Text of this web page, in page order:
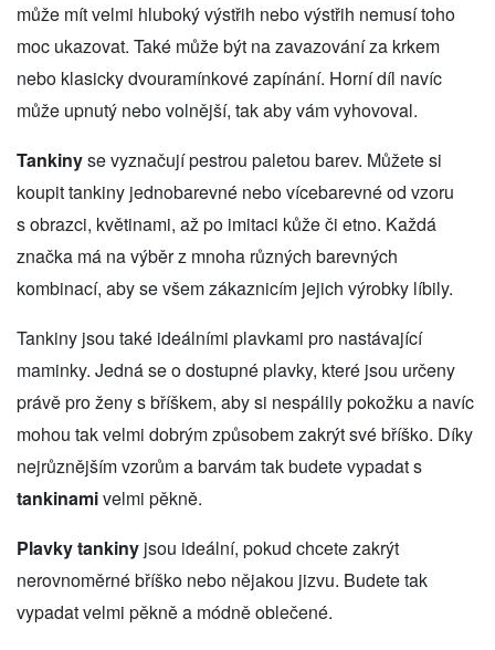
může mít velmi hluboký výstřih nebo výstřih nemusí toho
moc ukazovat. Také může být na zavazování za krkem
nebo klasicky dvouramínkové zapínání. Horní díl navíc
může upnutý nebo volnější, tak aby vám vyhovoval.
Tankinyse vyznačují pestrou paletou barev. Můžete si
koupit tankiny jednobarevné nebo vícebarevné od vzoru
s obrazci, květinami, až po imitaci kůže či etno. Každá
značka má na výběr z mnoha různých barevných
kombinací, aby se všem zákaznicím jejich výrobky líbily.
Tankiny jsou také ideálními plavkami pro nastávající
maminky. Jedná se o dostupné plavky, které jsou určeny
právě pro ženy s bříškem, aby si nespálily pokožku a navíc
mohou tak velmi dobrým způsobem zakrýt své bříško. Díky
nejrůznějším vzorům a barvám tak budete vypadat s
tankinamivelmi pěkně.
Plavky tankiny jsou ideální, pokud chcete zakrýt
nerovnoměrné bříško nebo nějakou jizvu. Budete tak
vypadat velmi pěkně a módně oblečené.